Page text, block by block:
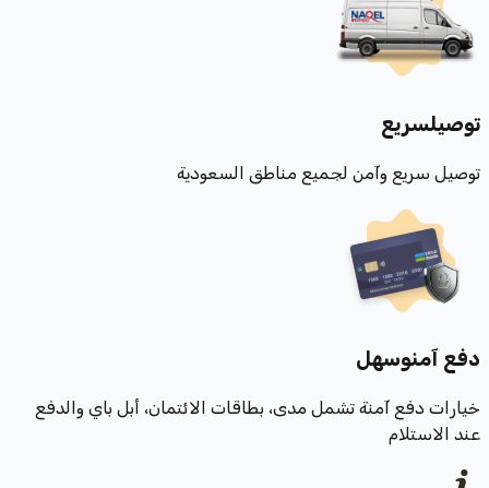
توصيلسريع
توصيل سريع وآمن لجميع مناطق السعودية
دفع آمنوسهل
خيارات دفع آمنة تشمل مدى، بطاقات الائتمان، أبل باي والدفع
عند الاستلام